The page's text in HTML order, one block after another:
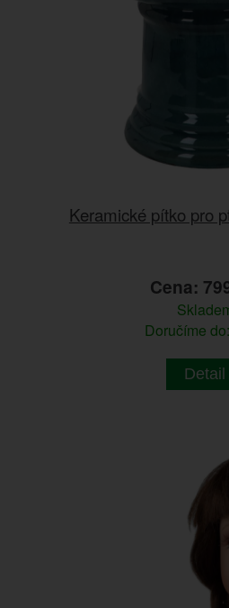
Keramické pítko pro
Cena:
Doručíme
Detail